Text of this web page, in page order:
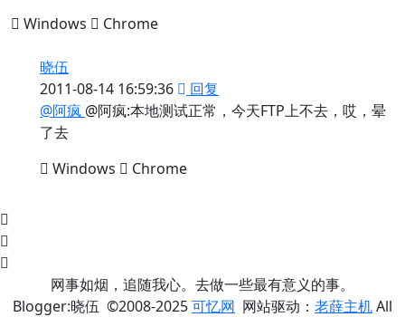
Windows
Chrome
晓伍
2011-08-14 16:59:36
回复
@阿疯 @阿疯:本地测试正常，今天FTP上不去，哎，晕
了去
Windows
Chrome
网事如烟，追随我心。去做一些最有意义的事。
Blogger:晓伍 ©2008-2025可忆网 网站驱动： 老薛主机All